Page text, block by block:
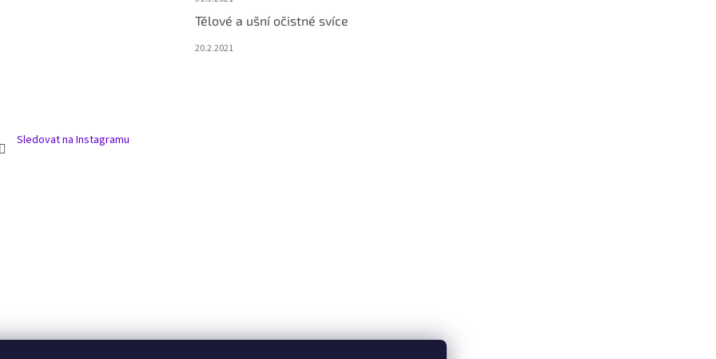
Sledovat na Instagramu
Tělové a ušní očistné svíce
20.2.2021